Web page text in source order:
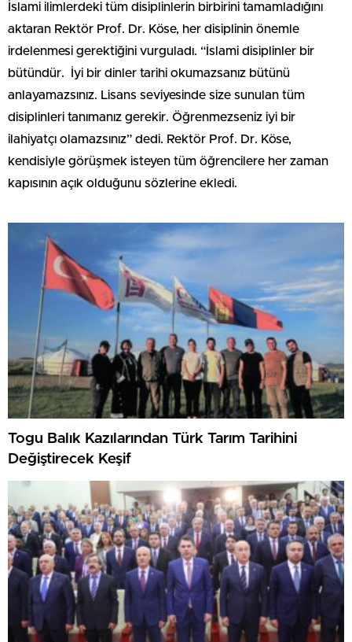
İslami ilimlerdeki tüm disiplinlerin birbirini tamamladığını
aktaran Rektör Prof. Dr. Köse, her disiplinin önemle
irdelenmesi gerektiğini vurguladı. “İslami disiplinler bir
bütündür. İyi bir dinler tarihi okumazsanız bütünü
anlayamazsınız. Lisans seviyesinde size sunulan tüm
disiplinleri tanımanız gerekir. Öğrenmezseniz iyi bir
ilahiyatçı olamazsınız” dedi. Rektör Prof. Dr. Köse,
kendisiyle görüşmek isteyen tüm öğrencilere her zaman
kapısının açık olduğunu sözlerine ekledi.
Togu Balık Kazılarından Türk Tarım Tarihini
Değiştirecek Keşif